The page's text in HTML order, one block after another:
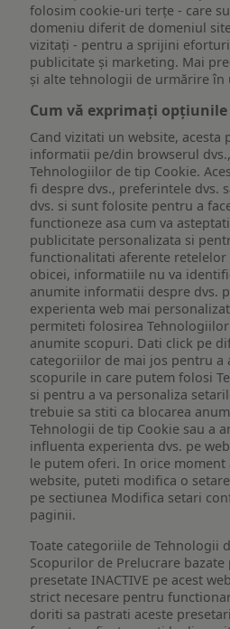
folosim cookie-uri terțe - care
domeniu diferit de domeniul
vizitați - pentru a sprijini
publicitate și marketing. Mai
și alte tehnologii de urmărire în
Cum vă exprimați opțiunile
Cand vizitati un website, acesta
informatii pe/din browserul
Tehnologiilor de tip Cookie.
fi despre dvs., preferintele dvs.
dvs. si sunt folosite pentru a
functioneze asa cum va
publicitate personalizata si
functionalitati aferente retelelor
obicei, informatiile nu va
anumite informatii despre dvs.
experienta web mai
permiteti folosirea
anumite scopuri. Dati click pe
categoriilor de mai jos pentru a
scopurile in care putem folosi
si pentru a va personaliza
trebuie sa stiti ca blocarea
Tehnologii de tip Cookie sau a
influenta experienta dvs. pe
le putem oferi. In orice moment
website, puteti modifica o
pe sectiunea Modifica setari
paginii.
Toate categoriile de Tehnologii
Scopurilor de Prelucrare
presetate INACTIVE pe acest
strict necesare pentru
doriti sa pastrati aceste